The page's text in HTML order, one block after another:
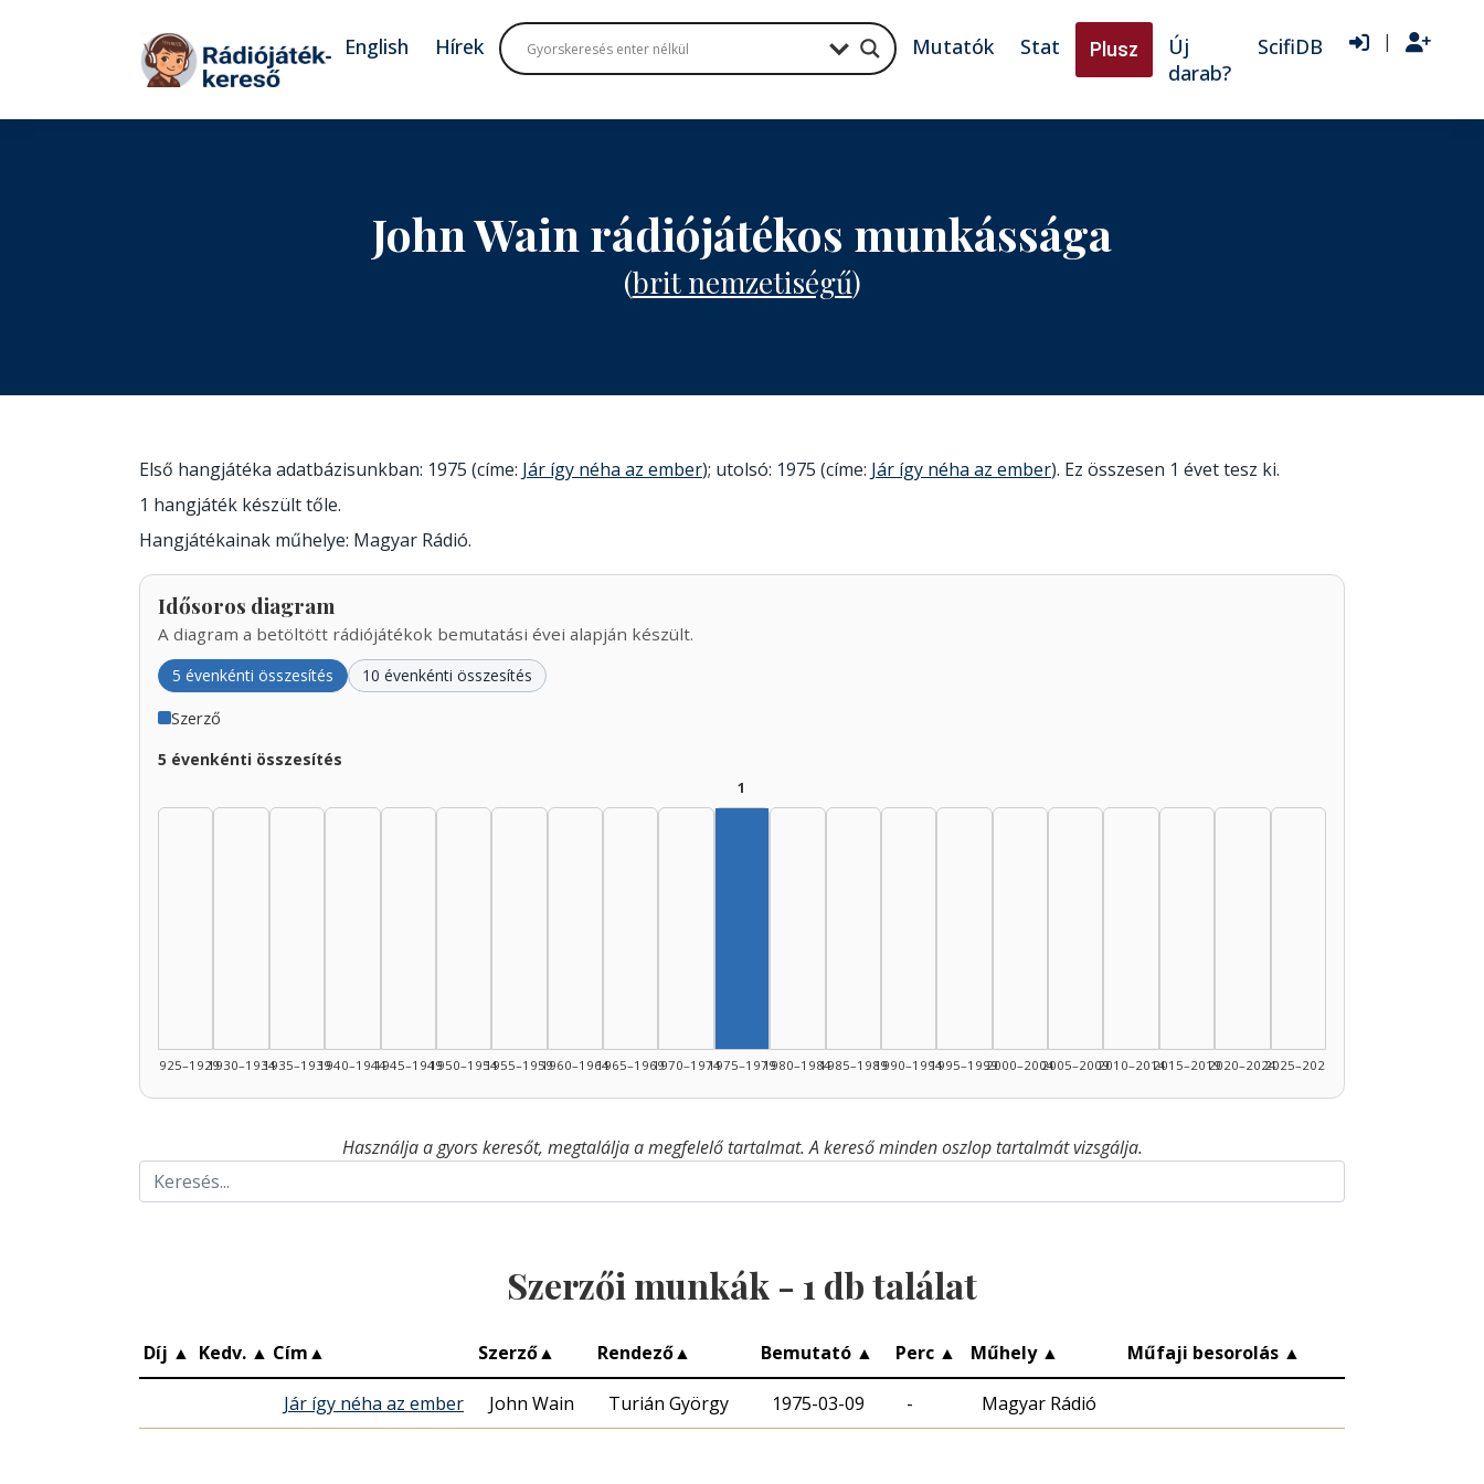
Tovább a tartalomhoz
English Hírek Mutatók Stat Plusz
Új
darab?
ScifiDB |
John Wain rádiójátékos munkássága
(brit nemzetiségű)
Első hangjátéka adatbázisunkban: 1975 (címe: Jár így néha az ember); utolsó: 1975 (címe: Jár így néha az ember). Ez összesen 1 évet tesz ki.
1 hangjáték készült tőle.
Hangjátékainak műhelye: Magyar Rádió.
Idősoros diagram
A diagram a betöltött rádiójátékok bemutatási évei alapján készült.
5 évenkénti összesítés 10 évenkénti összesítés
Szerző
5 évenkénti összesítés
1925–19291930–19341935–19391940–19441945–19491950–19541955–19591960–19641965–19691970–1974
1
1975–19791980–19841985–19891990–19941995–19992000–20042005–20092010–20142015–20192020–20242025–2026
Használja a gyors keresőt, megtalálja a megfelelő tartalmat. A kereső minden oszlop tartalmát vizsgálja.
Szerzői munkák - 1 db találat
Díj ▲ Kedv. ▲ Cím▲ Szerző▲ Rendező▲ Bemutató ▲ Perc ▲ Műhely ▲ Műfaji besorolás ▲
Jár így néha az ember John Wain Turián György 1975-03-09 - Magyar Rádió